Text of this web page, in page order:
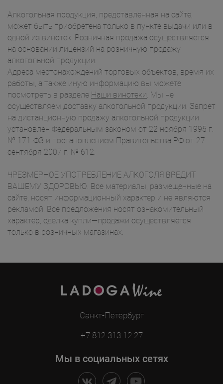
Алкогольная продукция, представленная на сайте,
может быть приобретена только в пункте выдачи или в
одной из винотек. Розничная продажа осуществляется
на основании лицензий на розничную продажу
алкогольной продукции.
Адреса местонахождений торговых объектов, время их
работы, а также иную информацию вы можете
посмотреть в разделе Наши винотеки. Мы не
осуществляем доставку алкогольной продукции. Запрет
на дистанционную продажу алкогольной продукции
установлен Федеральным законом от 22 ноября 1995 г.
№ 171-ФЗ и постановлением Правительства РФ от 27
сентября 2007 г. № 612.
ЧРЕЗМЕРНОЕ УПОТРЕБЛЕНИЕ АЛКОГОЛЯ ВРЕДИТ
ВАШЕМУ ЗДОРОВЬЮ. Все материалы, размещенные на
сайте, носят информационный характер и не являются
рекламой. Все предложения носят ознакомительный
характер, сделка купли—продажи осуществляется
только в розничных магазинах.
Санкт-Петербург
+7 812 313 12 27
Мы в социальных сетях